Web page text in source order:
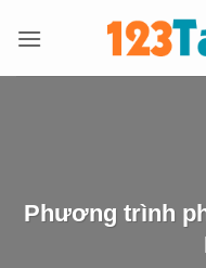
qua
Phương trình